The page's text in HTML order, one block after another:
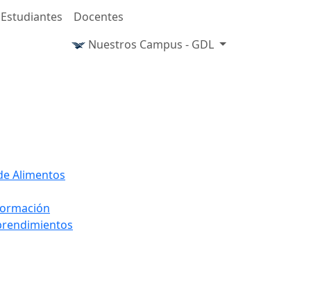
Estudiantes
Docentes
Nuestros Campus - GDL
Alimentos